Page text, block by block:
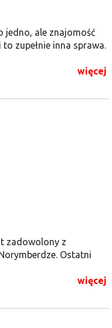
jedno, ale znajomość
zupełnie inna sprawa.
więcej
zadowolony z
Ostatni
więcej